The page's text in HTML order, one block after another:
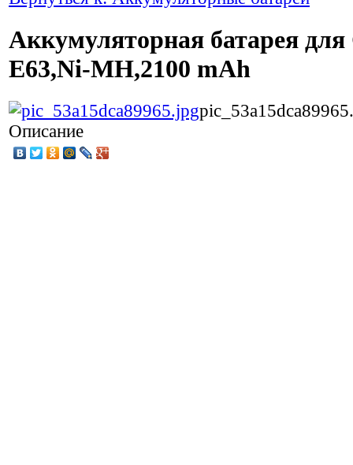
Аккумуляторная батарея для
E63,Ni-MH,2100 mAh
Описание